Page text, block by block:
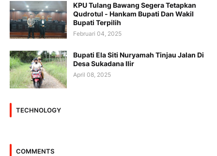
KPU Tulang Bawang Segera Tetapkan
Qudrotul - Hankam Bupati Dan Wakil
Bupati Terpilih
Februari 04, 2025
Bupati Ela Siti Nuryamah Tinjau Jalan Di
Desa Sukadana Ilir
April 08, 2025
TECHNOLOGY
COMMENTS